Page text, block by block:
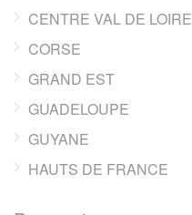
CENTRE VAL DE LOIRE
CORSE
GRAND EST
GUADELOUPE
GUYANE
HAUTS DE FRANCE